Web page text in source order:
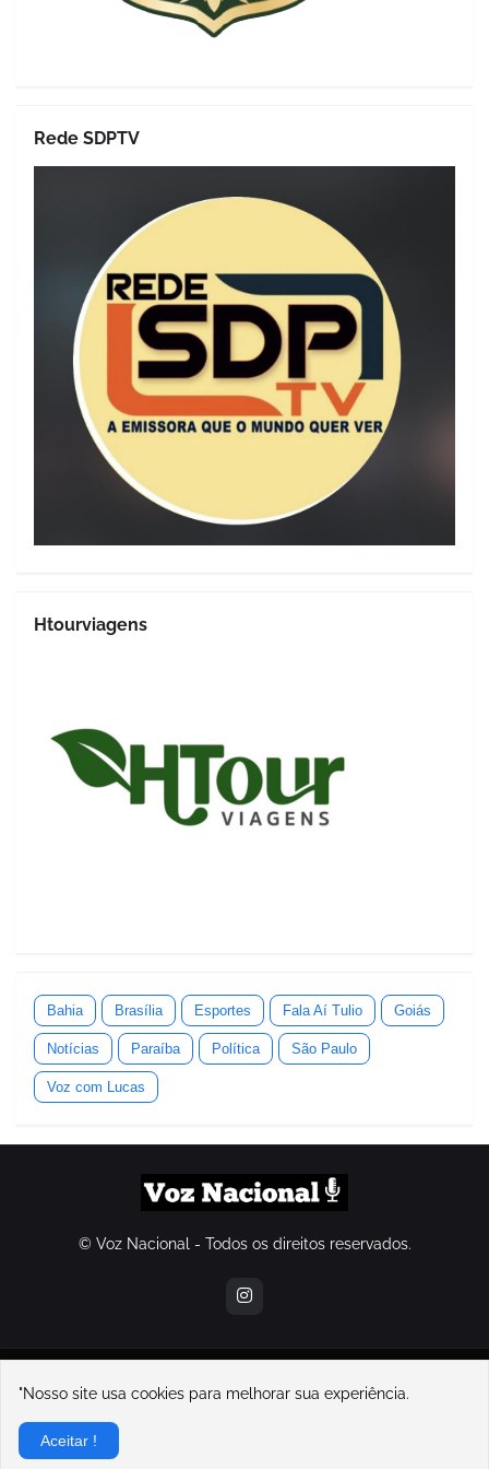
Rede SDPTV
Htourviagens
Bahia Brasília Esportes Fala Aí Tulio Goiás
Notícias Paraíba Política São Paulo
Voz com Lucas
© Voz Nacional - Todos os direitos reservados.
contatovoznacional@gmail.com
Sobre o Voz Nacional e seu fundador, Lucas Souza
"Nosso site usa cookies para melhorar sua experiência.
Aceitar !